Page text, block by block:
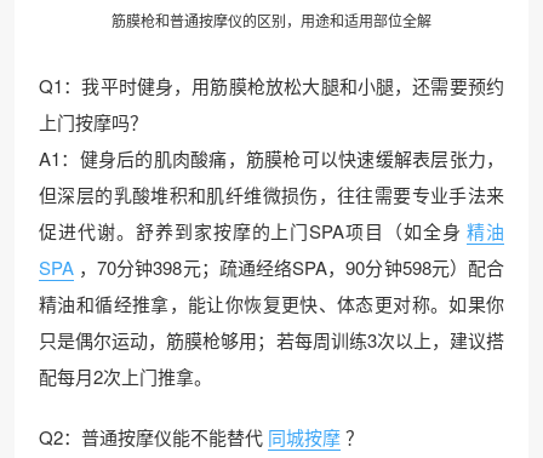
筋膜枪和普通按摩仪的区别，用途和适用部位全解
Q1：我平时健身，用筋膜枪放松大腿和小腿，还需要预约
上门按摩吗？
A1：健身后的肌肉酸痛，筋膜枪可以快速缓解表层张力，
但深层的乳酸堆积和肌纤维微损伤，往往需要专业手法来
促进代谢。舒养到家按摩的上门SPA项目（如全身 精油
SPA ，70分钟398元；疏通经络SPA，90分钟598元）配合
精油和循经推拿，能让你恢复更快、体态更对称。如果你
只是偶尔运动，筋膜枪够用；若每周训练3次以上，建议搭
配每月2次上门推拿。
Q2：普通按摩仪能不能替代 同城按摩？